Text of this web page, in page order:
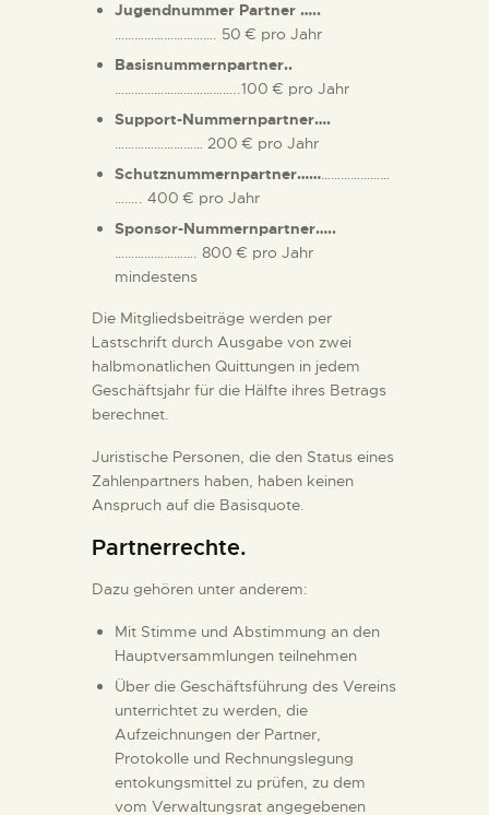
Jugendnummer Partner …..
…………………………. 50 € pro Jahr
Basisnummernpartner..
………………………………..100 € pro Jahr
Support-Nummernpartner….
……………………… 200 € pro Jahr
Schutznummernpartner……
…….. 400 € pro Jahr
Sponsor-Nummernpartner…..
……………………. 800 € pro Jahr
mindestens
Die Mitgliedsbeiträge werden per
Lastschrift durch Ausgabe von zwei
halbmonatlichen Quittungen in jedem
Geschäftsjahr für die Hälfte ihres Betrags
berechnet.
Juristische Personen, die den Status eines
Zahlenpartners haben, haben keinen
Anspruch auf die Basisquote.
Partnerrechte.
Dazu gehören unter anderem:
Mit Stimme und Abstimmung an den
Hauptversammlungen teilnehmen
Über die Geschäftsführung des Vereins
unterrichtet zu werden, die
Aufzeichnungen der Partner,
Protokolle und Rechnungslegung
entokungsmittel zu prüfen, zu dem
vom Verwaltungsrat angegebenen